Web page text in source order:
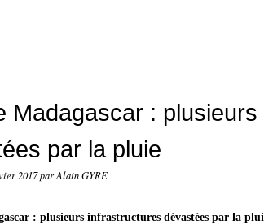
Madagascar :
par la pluie
2017par Alain GYRE
: plusieurs infrastructures dévastées par la